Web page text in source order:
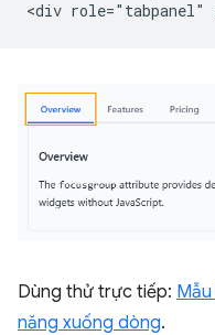
Dùng thử trực tiếp:
năng xuống dòng.